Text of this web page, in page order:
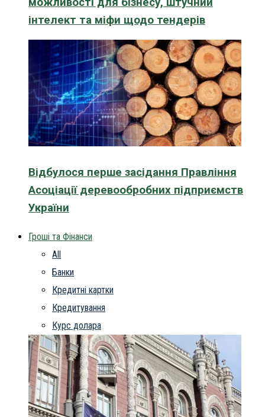
інтелект та міфи щодо тендерів
Відбулося перше засідання Правління
Асоціації деревообробних підприємств
України
Гроші та Фінанси
All
Банки
Кредитні картки
Кредитування
Курс долара